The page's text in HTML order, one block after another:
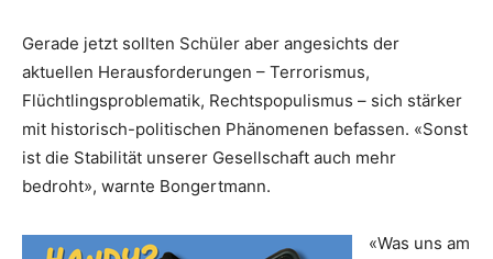
Gerade jetzt sollten Schüler aber angesichts der
aktuellen Herausforderungen – Terrorismus,
Flüchtlingsproblematik, Rechtspopulismus – sich stärker
mit historisch-politischen Phänomenen befassen. «Sonst
ist die Stabilität unserer Gesellschaft auch mehr
bedroht», warnte Bongertmann.
«Was uns am